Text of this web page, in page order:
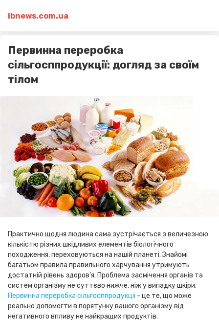
ibnews.com.ua
Первинна переробка
сільгосппродукції: догляд за своїм
тілом
Практично щодня людина сама зустрічається з величезною
кількістю різних шкідливих елементів біологічного
походження, переховуються на нашій планеті. Знайомі
багатьом правила правильного харчування утримують
достатній рівень здоров'я. Проблема засмічення органів та
систем організму не суттєво нижче, ніж у випадку шкіри.
Первинна переробка сільгосппродукції - це те, що може
реально допомогти в порятунку вашого організму від
негативного впливу не найкращих продуктів.